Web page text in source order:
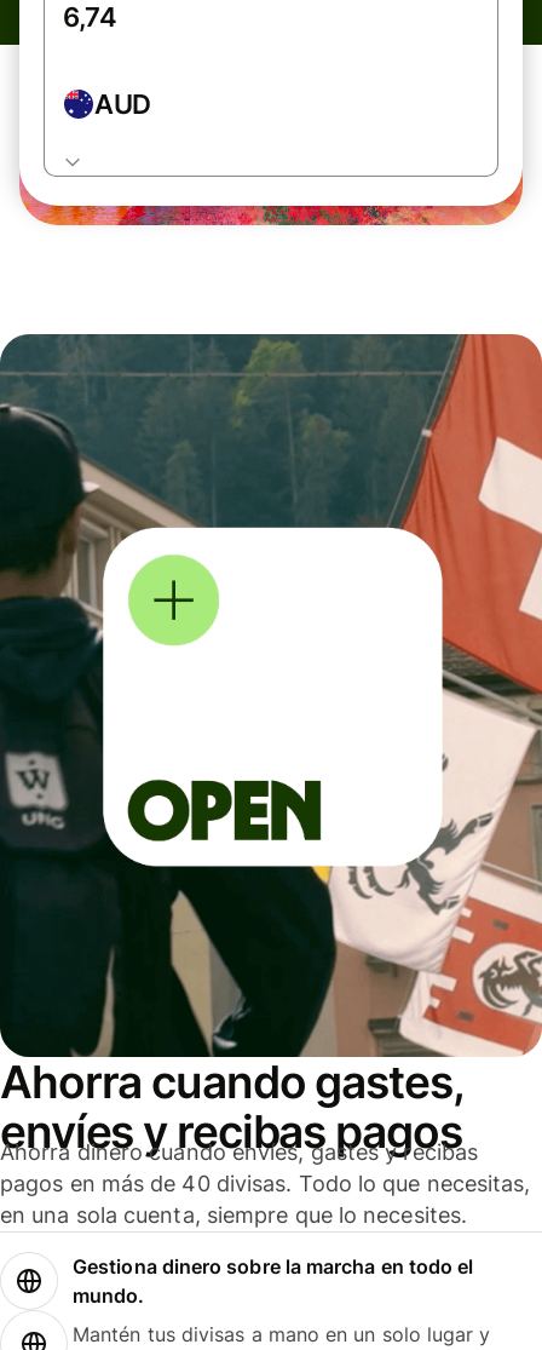
AUD
Ahorra cuando gastes,
envíes y recibas pagos
Ahorra dinero cuando envíes, gastes y recibas
pagos en más de 40 divisas. Todo lo que necesitas,
en una sola cuenta, siempre que lo necesites.
Gestiona dinero sobre la marcha en todo el
mundo.
Mantén tus divisas a mano en un solo lugar y